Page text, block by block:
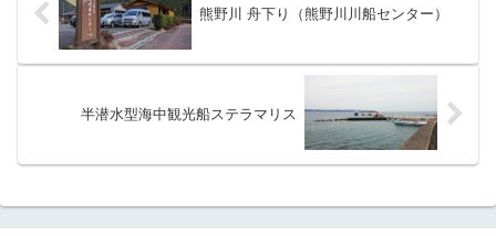
熊野川 舟下り（熊野川川船センター）
半潜水型海中観光船ステラマリス